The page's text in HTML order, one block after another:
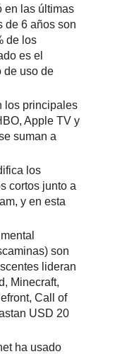
en las últimas
de 6 años son
de los
es el
de uso de
los principales
Apple TV y
suman a
los
cortos junto a
y en esta
son
lideran
Minecraft,
Call of
USD 20
ha usado